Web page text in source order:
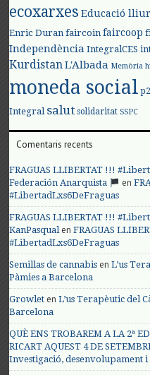
ecoxarxes Educació
Enric Duran faircoin faircoop
Independència IntegralCES
KurdistanL'Albada Memòria
moneda social
Integral salut solidaritat SSPC
Comentaris recents
FRAGUAS LLIBERTAT !!!
Federación Anarquista
en
#LibertadLxs6DeFraguas
FRAGUAS LLIBERTAT !!!
KanPasqualenFRAGUAS
#LibertadLxs6DeFraguas
Semillas de cannabis enL’us
Pàmies a Barcelona
Growlet enL’us Terapèutic del
Barcelona
QUÈ ENS TROBAREM A LA 2ª
RICART AQUEST 4 DE
Investigació, desenvolupament